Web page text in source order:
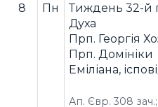
8 Пн
Тиждень 32-й
Духа
Прп. Георгія
Прп. Домініки
Еміліана,
Ап. Євр. 308 зач.;